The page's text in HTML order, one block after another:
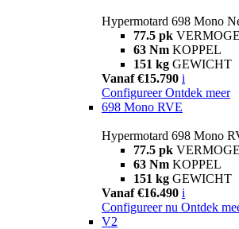
Hypermotard 698 Mono
77.5 pk
63 Nm KOPPEL
151 kg GEWICHT
Vanaf €15.790 i
Configureer Ontdek meer
698 Mono RVE
Hypermotard 698 Mono
77.5 pk
63 Nm KOPPEL
151 kg GEWICHT
Vanaf €16.490 i
Configureer nu Ontdek
V2